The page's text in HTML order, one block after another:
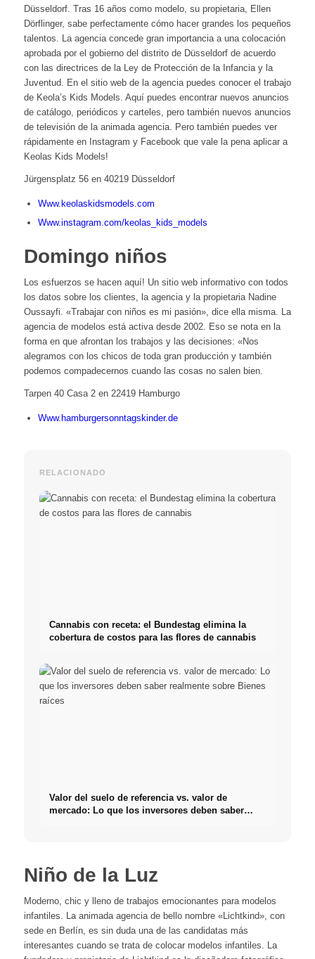
Düsseldorf. Tras 16 años como modelo, su propietaria, Ellen
Dörflinger, sabe perfectamente cómo hacer grandes los pequeños
talentos. La agencia concede gran importancia a una colocación
aprobada por el gobierno del distrito de Düsseldorf de acuerdo
con las directrices de la Ley de Protección de la Infancia y la
Juventud. En el sitio web de la agencia puedes conocer el trabajo
de Keola’s Kids Models. Aquí puedes encontrar nuevos anuncios
de catálogo, periódicos y carteles, pero también nuevos anuncios
de televisión de la animada agencia. Pero también puedes ver
rápidamente en Instagram y Facebook que vale la pena aplicar a
Keolas Kids Models!
Jürgensplatz 56 en 40219 Düsseldorf
Www.keolaskidsmodels.com
Www.instagram.com/keolas_kids_models
Domingo niños
Los esfuerzos se hacen aquí! Un sitio web informativo con todos
los datos sobre los clientes, la agencia y la propietaria Nadine
Oussayfi. «Trabajar con niños es mi pasión», dice ella misma. La
agencia de modelos está activa desde 2002. Eso se nota en la
forma en que afrontan los trabajos y las decisiones: «Nos
alegramos con los chicos de toda gran producción y también
podemos compadecernos cuando las cosas no salen bien.
Tarpen 40 Casa 2 en 22419 Hamburgo
Www.hamburgersonntagskinder.de
RELACIONADO
Cannabis con receta: el Bundestag elimina la
cobertura de costos para las flores de cannabis
Valor del suelo de referencia vs. valor de
mercado: Lo que los inversores deben saber
Niño de la Luz
Moderno, chic y lleno de trabajos emocionantes para modelos
infantiles. La animada agencia de bello nombre «Lichtkind», con
sede en Berlín, es sin duda una de las candidatas más
interesantes cuando se trata de colocar modelos infantiles. La